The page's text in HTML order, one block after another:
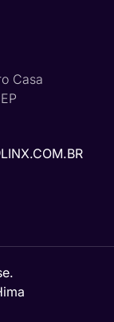
Casa